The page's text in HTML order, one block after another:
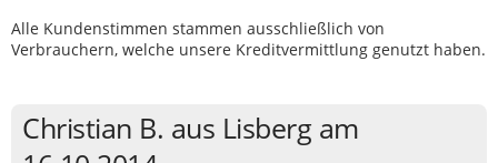
Alle Kundenstimmen stammen ausschließlich von
Verbrauchern, welche unsere Kreditvermittlung genutzt haben.
Christian B. aus Lisberg am